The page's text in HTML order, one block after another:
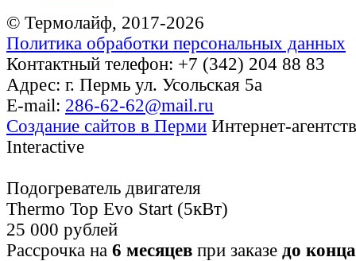
© Термолайф, 2017-2026
Политика обработки персональных данных
Контактный телефон: +7 (342) 204 88 83
Адрес: г. Пермь ул. Усольская 5а
E-mail: 286-62-62@mail.ru
Cоздание сайтов в Перми Интернет-
Interactive
Подогреватель двигателя
Thermo Top Evo Start (5кВт)
25 000 рублей
Рассрочка на 6 месяцев при заказе до